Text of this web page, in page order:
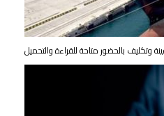
وتكليف بالحضور متاحة للقراءة والتحميل